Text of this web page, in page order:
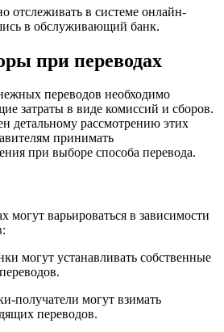
отслеживать в системе онлайн-
в обслуживающий банк.
при переводах
переводов необходимо
затраты в виде комиссий и сборов.
детальному рассмотрению этих
принимать
при выборе способа перевода.
могут варьироваться в зависимости
могут устанавливать собственные
получатели могут взимать
переводов.